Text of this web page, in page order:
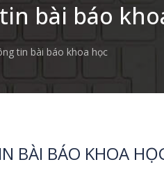
bài báo
tin bài báo khoa học
BÀI BÁO KHOA